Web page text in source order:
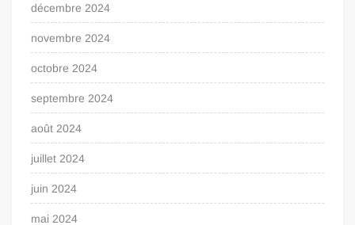
décembre 2024
novembre 2024
octobre 2024
septembre 2024
août 2024
juillet 2024
juin 2024
mai 2024